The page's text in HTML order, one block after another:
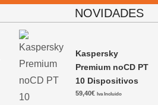
NOVIDADES
Kaspersky
Premium noCD PT
10 Dispositivos
59,40€ Iva Incluido